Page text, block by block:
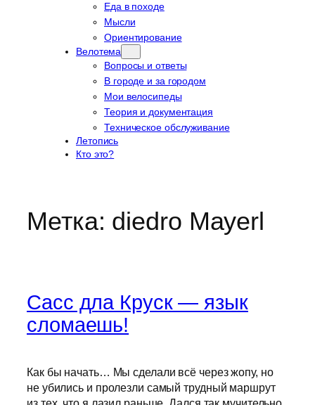
Еда в походе
Мысли
Ориентирование
Велотема
Вопросы и ответы
В городе и за городом
Мои велосипеды
Теория и документация
Техническое обслуживание
Летопись
Кто это?
Метка: diedro Mayerl
Сасс дла Круск — язык
сломаешь!
Как бы начать… Мы сделали всё через жопу, но
не убились и пролезли самый трудный маршрут